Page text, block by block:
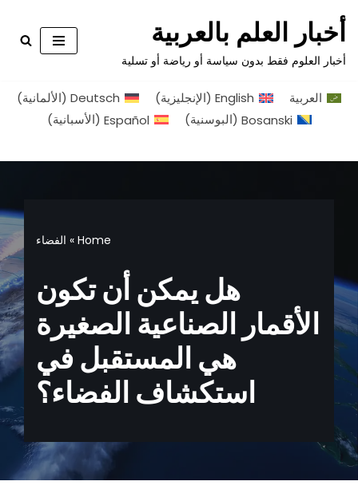
تخطى
إلى
أخبار العلم بالعربية
أخبار العلوم فقط بدون سياسة أو رياضة أو تسلية
العربية English
(الإنجليزية)
Deutsch
(الألمانية)
Bosanski
(البوسنية)
Español
(الأسبانية)
Home
» الفضاء
هل يمكن أن تكون
الأقمار الصناعية الصغيرة
هي المستقبل في
استكشاف الفضاء؟